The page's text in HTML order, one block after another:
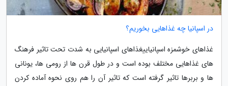
در اسپانیا چه غذاهایی بخوریم؟
غذاهای خوشمزه اسپانیاییغذاهای اسپانیایی به شدت تحت تاثیر فرهنگ
های غذاهایی مختلف بوده است و در طول قرن ها از رومی ها، یونانی
ها و بربرها تاثیر گرفته است که تاثیر آن را هم روی نحوه آماده کردن